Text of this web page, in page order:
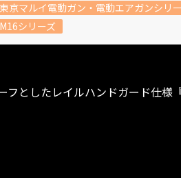
東京マルイ電動ガン・電動エアガンシリ
M16シリーズ
としたレイルハンドガード仕様